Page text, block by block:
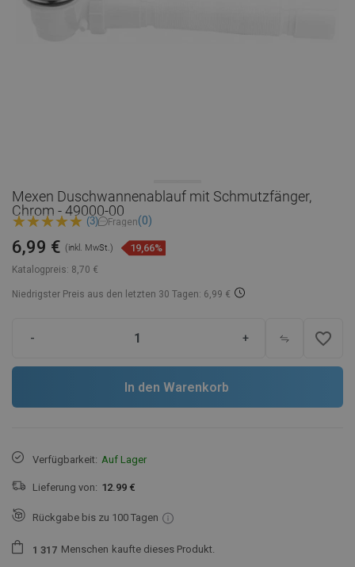
Mexen Duschwannenablauf mit Schmutzfänger,
Chrom - 49000-00
(3) Fragen(0)
Katalogpreis: 8,70 €
6,99 € (inkl. MwSt.) 19,66%
Niedrigster Preis aus den letzten 30 Tagen: 6,99 €
- + favorite_border
In den Warenkorb
Verfügbarkeit: Auf Lager
Lieferung von: 12.99 €
Rückgabe bis zu 100 Tagen
1 31 7 Menschen kaufte dieses Produkt.